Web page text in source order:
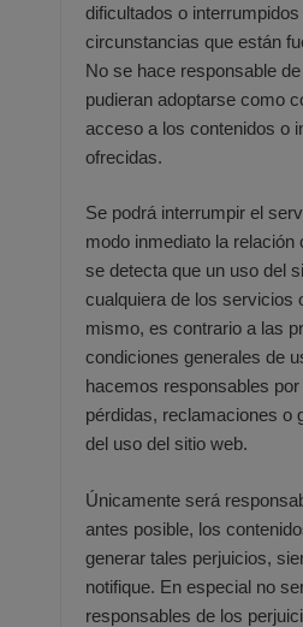
dificultados o
circunstancias que están
No se hace responsable
pudieran adoptarse como
acceso a los contenidos o
ofrecidas.
Se podrá interrumpir el
modo inmediato la relación
se detecta que un uso del
cualquiera de los servicios
mismo, es contrario a las
condiciones generales de
hacemos responsables
pérdidas, reclamaciones o
del uso del sitio web.
Únicamente será
antes posible, los
generar tales perjuicios,
notifique. En especial no
responsables de los